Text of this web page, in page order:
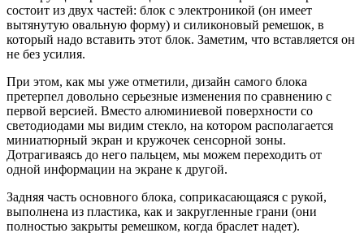
состоит из двух частей: блок с электроникой (он имеет
вытянутую овальную форму) и силиконовый ремешок, в
который надо вставить этот блок. Заметим, что вставляется он
не без усилия.
При этом, как мы уже отметили, дизайн самого блока
претерпел довольно серьезные изменения по сравнению с
первой версией. Вместо алюминиевой поверхности со
светодиодами мы видим стекло, на котором располагается
миниатюрный экран и кружочек сенсорной зоны.
Дотрагиваясь до него пальцем, мы можем переходить от
одной информации на экране к другой.
Задняя часть основного блока, соприкасающаяся с рукой,
выполнена из пластика, как и закругленные грани (они
полностью закрыты ремешком, когда браслет надет).